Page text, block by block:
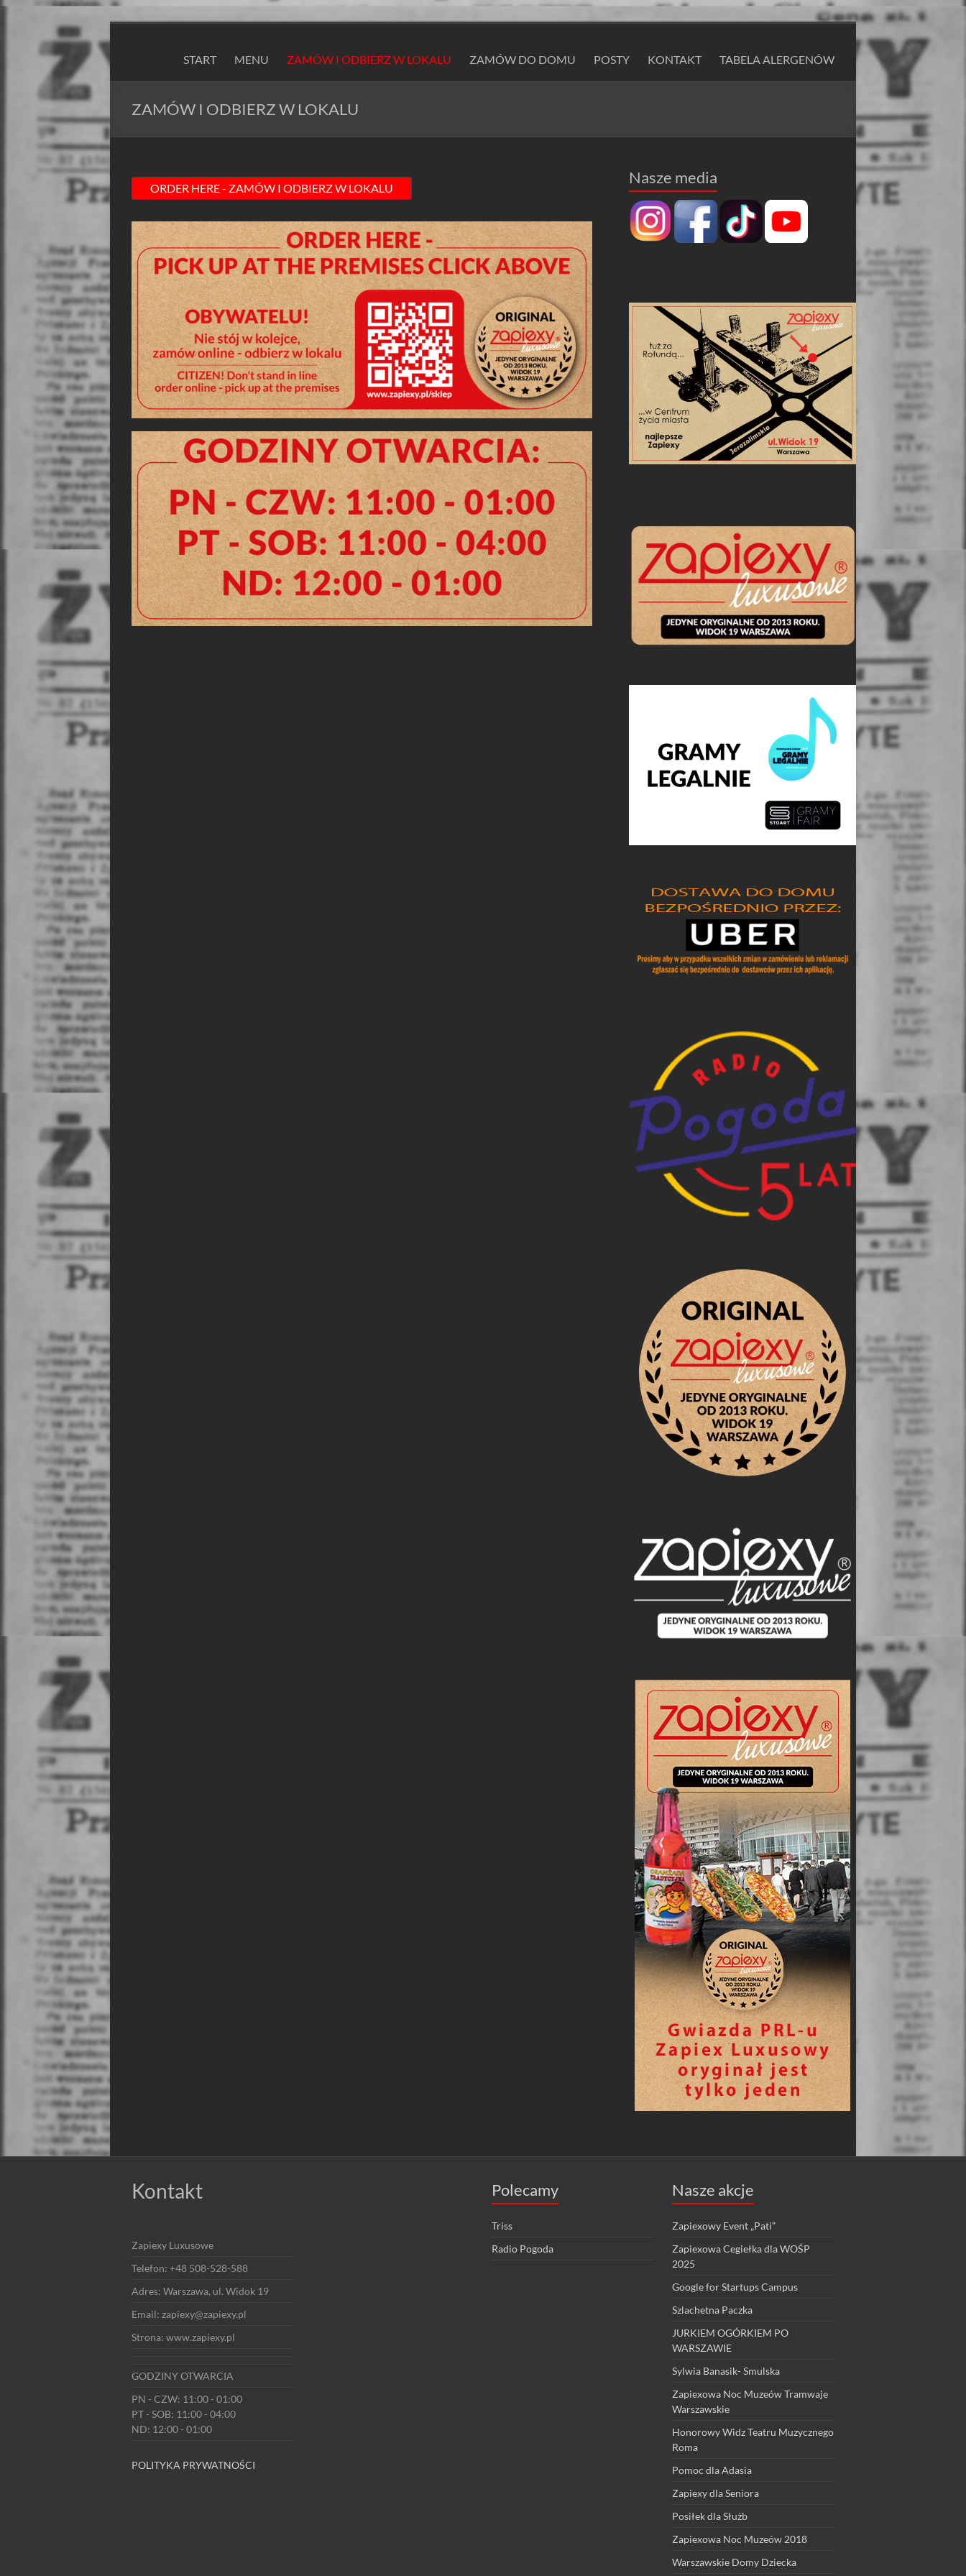
Skip
to
ZAPIEXY
LUXUSOWE
–
SMAK
Jedyne
Są
Zapiekanki
i
są
Zapiexy.
START MENU ZAMÓW I ODBIERZ W LOKALU ZAMÓW DO DOMU POSTY KONTAKT TABELA ALERGENÓW
ZAMÓW I ODBIERZ W LOKALU
Nasze media
Kontakt
Zapiexy Luxusowe
Telefon: +48 508-528-588
Adres: Warszawa, ul. Widok 19
Email: zapiexy@zapiexy.pl
Strona: www.zapiexy.pl
GODZINY OTWARCIA
PN - CZW: 11:00 - 01:00
PT - SOB: 11:00 - 04:00
ND: 12:00 - 01:00
POLITYKA PRYWATNOŚCI
Polecamy
Triss
Radio Pogoda
Nasze akcje
Zapiexowy Event „Pati”
Zapiexowa Cegiełka dla WOŚP
2025
Google for Startups Campus
Szlachetna Paczka
JURKIEM OGÓRKIEM PO
WARSZAWIE
Sylwia Banasik- Smulska
Zapiexowa Noc Muzeów Tramwaje
Warszawskie
Honorowy Widz Teatru Muzycznego
Roma
Pomoc dla Adasia
Zapiexy dla Seniora
Posiłek dla Służb
Zapiexowa Noc Muzeów 2018
Warszawskie Domy Dziecka